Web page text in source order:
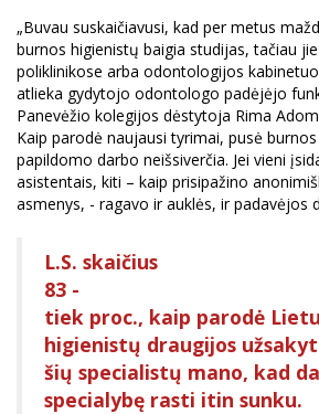
„Buvau suskaičiavusi, kad per metus
burnos higienistų baigia studijas, tačiau
poliklinikose arba odontologijos
atlieka gydytojo odontologo padėjėjo
Panevėžio kolegijos dėstytoja Rima
Kaip parodė naujausi tyrimai, pusė
papildomo darbo neišsiverčia. Jei vieni
asistentais, kiti – kaip prisipažino
asmenys, - ragavo ir auklės, ir padavėjos
L.S. skaičius
83 -
tiek proc., kaip parodė
higienistų draugijos
šių specialistų mano, kad
specialybę rasti itin sunku.